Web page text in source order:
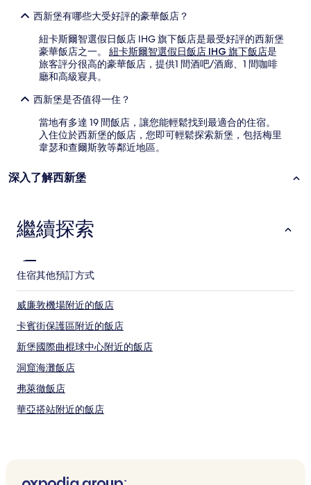
西新堡有哪些大受好評的豪華飯店？
紐卡斯爾智選假日飯店 IHG 旗下飯店是最受好評的西新堡
豪華飯店之一。 紐卡斯爾智選假日飯店 IHG 旗下飯店是
旅客評分很高的豪華飯店，提供1 間酒吧/酒廊、1 間咖啡
廳和高級寢具。
西新堡是否值得一住？
當地有多達 19 間飯店，讓您能輕鬆找到最適合的住宿。
入住位於西新堡的飯店，您即可輕鬆探索新堡，包括梅里
韋瑟和查爾斯敦等鄰近地區。
深入了解西新堡
繼續探索
住宿其他預訂方式
威廉敦機場附近的飯店
卡賓街保護區附近的飯店
新堡國際曲棍球中心附近的飯店
洞窟海灘飯店
弗萊徹飯店
華亞搭站附近的飯店